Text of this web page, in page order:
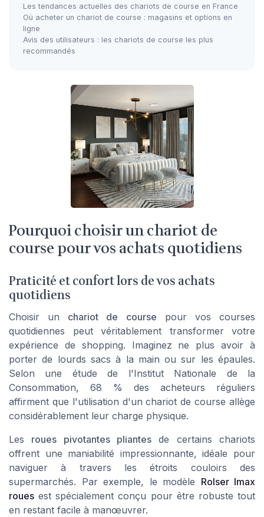
Les tendances actuelles des chariots de course en France
Où acheter un chariot de course : magasins et options en
ligne
Avis des utilisateurs : les chariots de course les plus
recommandés
Pourquoi choisir un chariot de
course pour vos achats quotidiens
Praticité et confort lors de vos achats
quotidiens
Choisir un chariot de course pour vos courses
quotidiennes peut véritablement transformer votre
expérience de shopping. Imaginez ne plus avoir à
porter de lourds sacs à la main ou sur les épaules.
Selon une étude de l'Institut Nationale de la
Consommation, 68 % des acheteurs réguliers
affirment que l'utilisation d'un chariot de course allège
considérablement leur charge physique.
Les roues pivotantes pliantes de certains chariots
offrent une maniabilité impressionnante, idéale pour
naviguer à travers les étroits couloirs des
supermarchés. Par exemple, le modèle Rolser Imax
roues est spécialement conçu pour être robuste tout
en restant facile à manœuvrer.